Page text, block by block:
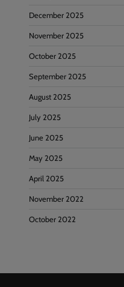
December 2025
November 2025
October 2025
September 2025
August 2025
July 2025
June 2025
May 2025
April 2025
November 2022
October 2022